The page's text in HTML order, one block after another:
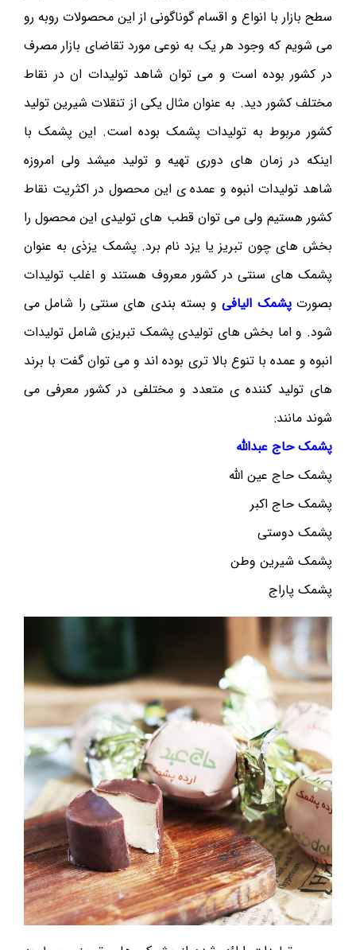
سطح بازار با انواع و اقسام گوناگونی از این محصولات روبه رو
می شویم که وجود هر یک به نوعی مورد تقاضای بازار مصرف
در کشور بوده است و می توان شاهد تولیدات ان در نقاط
مختلف کشور دید. به عنوان مثال یکی از تنقلات شیرین تولید
کشور مربوط به تولیدات پشمک بوده است. این پشمک با
اینکه در زمان های دوری تهیه و تولید میشد ولی امروزه
شاهد تولیدات انبوه و عمده ی این محصول در اکثریت نقاط
کشور هستیم ولی می توان قطب های تولیدی این محصول را
بخش های چون تبریز یا یزد نام برد. پشمک یزذی به عنوان
پشمک های سنتی در کشور معروف هستند و اغلب تولیدات
بصورتپشمک الیافیو بسته بندی های سنتی را شامل می
شود. و اما بخش های تولیدی پشمک تبریزی شامل تولیدات
انبوه و عمده با تنوع بالا تری بوده اند و می توان گفت با برند
های تولید کننده ی متعدد و مختلفی در کشور معرفی می
شوند مانند:
پشمک حاج عبدالله
پشمک حاج عین الله
پشمک حاج اکبر
پشمک دوستی
پشمک شیرین وطن
پشمک پاراج